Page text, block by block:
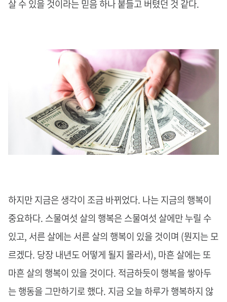
살 수 있을 것이라는 믿음 하나 붙들고 버텼던 것 같다.
하지만 지금은 생각이 조금 바뀌었다. 나는 지금의 행복이
중요하다. 스물여섯 살의 행복은 스물여섯 살에만 누릴 수
있고, 서른 살에는 서른 살의 행복이 있을 것이며 (뭔지는 모
르겠다. 당장 내년도 어떻게 될지 몰라서), 마흔 살에는 또
마흔 살의 행복이 있을 것이다. 적금하듯이 행복을 쌓아두
는 행동을 그만하기로 했다. 지금 오늘 하루가 행복하지 않